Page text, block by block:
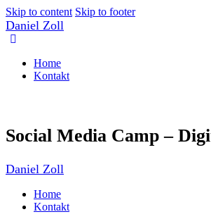
Skip to content Skip to footer
Daniel Zoll
Home
Kontakt
Social Media Camp –
Daniel Zoll
Home
Kontakt